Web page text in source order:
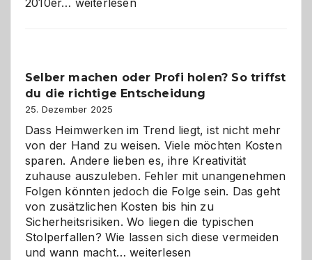
Herausforderungen
und
Zukunft
Selber machen oder Profi holen? So triffst
du die richtige Entscheidung
25. Dezember 2025
Dass Heimwerken im Trend liegt, ist nicht mehr
von der Hand zu weisen. Viele möchten Kosten
sparen. Andere lieben es, ihre Kreativität
zuhause auszuleben. Fehler mit unangenehmen
Folgen könnten jedoch die Folge sein. Das geht
von zusätzlichen Kosten bis hin zu
Sicherheitsrisiken. Wo liegen die typischen
Stolperfallen? Wie lassen sich diese vermeiden
und wann macht…Selber
weiterlesen